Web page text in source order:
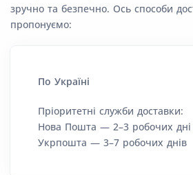
зручно та безпечно. Ось способи
пропонуємо:
По Україні
Пріоритетні служби доставки:
Нова Пошта — 2–3 робочих дні
Укрпошта — 3–7 робочих днів